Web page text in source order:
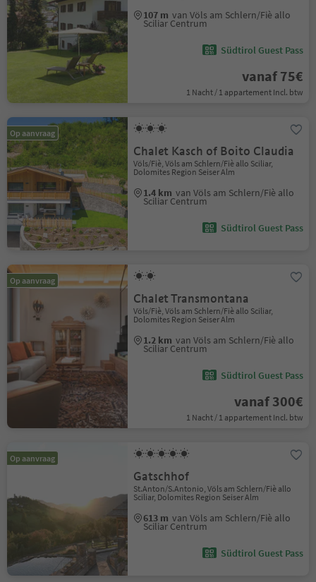
107 m van Völs am Schlern/Fiè allo
Sciliar Centrum
Südtirol Guest Pass
vanaf 75€
1 Nacht / 1 appartement Incl. btw
Op aanvraag
Chalet Kasch of Boito Claudia
Völs/Fiè, Völs am Schlern/Fiè allo Sciliar,
Dolomites Region Seiser Alm
1.4 km van Völs am Schlern/Fiè allo
Sciliar Centrum
Südtirol Guest Pass
Op aanvraag
Chalet Transmontana
Völs/Fiè, Völs am Schlern/Fiè allo Sciliar,
Dolomites Region Seiser Alm
1.2 km van Völs am Schlern/Fiè allo
Sciliar Centrum
Südtirol Guest Pass
vanaf 300€
1 Nacht / 1 appartement Incl. btw
Op aanvraag
Gatschhof
St.Anton/S.Antonio, Völs am Schlern/Fiè allo
Sciliar, Dolomites Region Seiser Alm
613 m van Völs am Schlern/Fiè allo
Sciliar Centrum
Südtirol Guest Pass